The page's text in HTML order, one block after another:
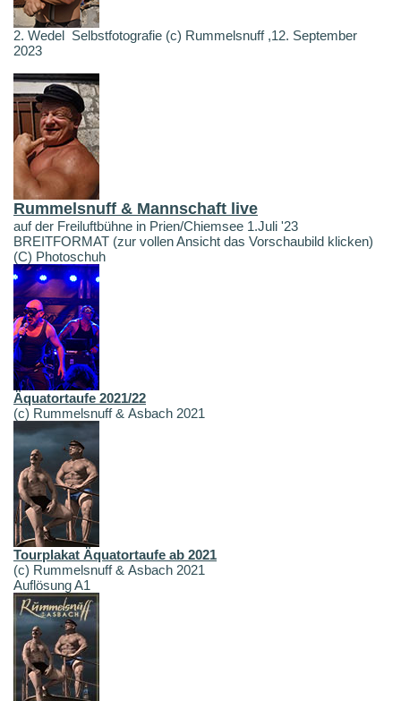
2. Wedel Selbstfotografie (c) Rummelsnuff ,12. September
2023
Rummelsnuff & Mannschaft live
auf der Freiluftbühne in Prien/Chiemsee 1.Juli '23
BREITFORMAT (zur vollen Ansicht das Vorschaubild klicken)
(C) Photoschuh
Äquatortaufe 2021/22
(c) Rummelsnuff & Asbach 2021
Tourplakat Äquatortaufe ab 2021
(c) Rummelsnuff & Asbach 2021
Auflösung A1